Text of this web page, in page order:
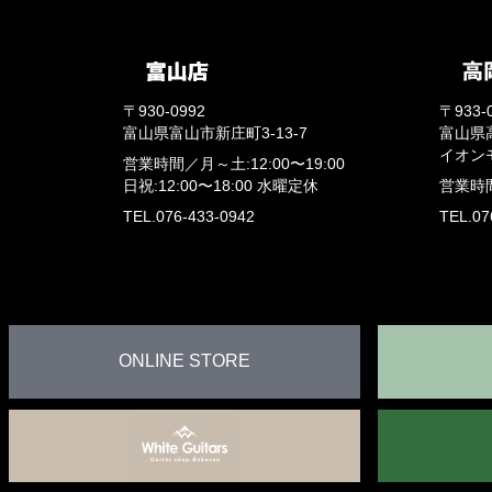
〒930-0992
富山県富山市新庄町3-13-7
営業時間／ 月～土:12:00〜19:00
日祝:12:00〜18:00 水曜定休
TEL.076-433-0942
〒933-
富山県
イオン
営業時
ONLINE STORE